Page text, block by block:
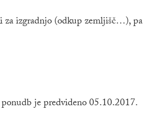
za izgradnjo (odkup zemljišč…), pa
je predvideno 05.10.2017.